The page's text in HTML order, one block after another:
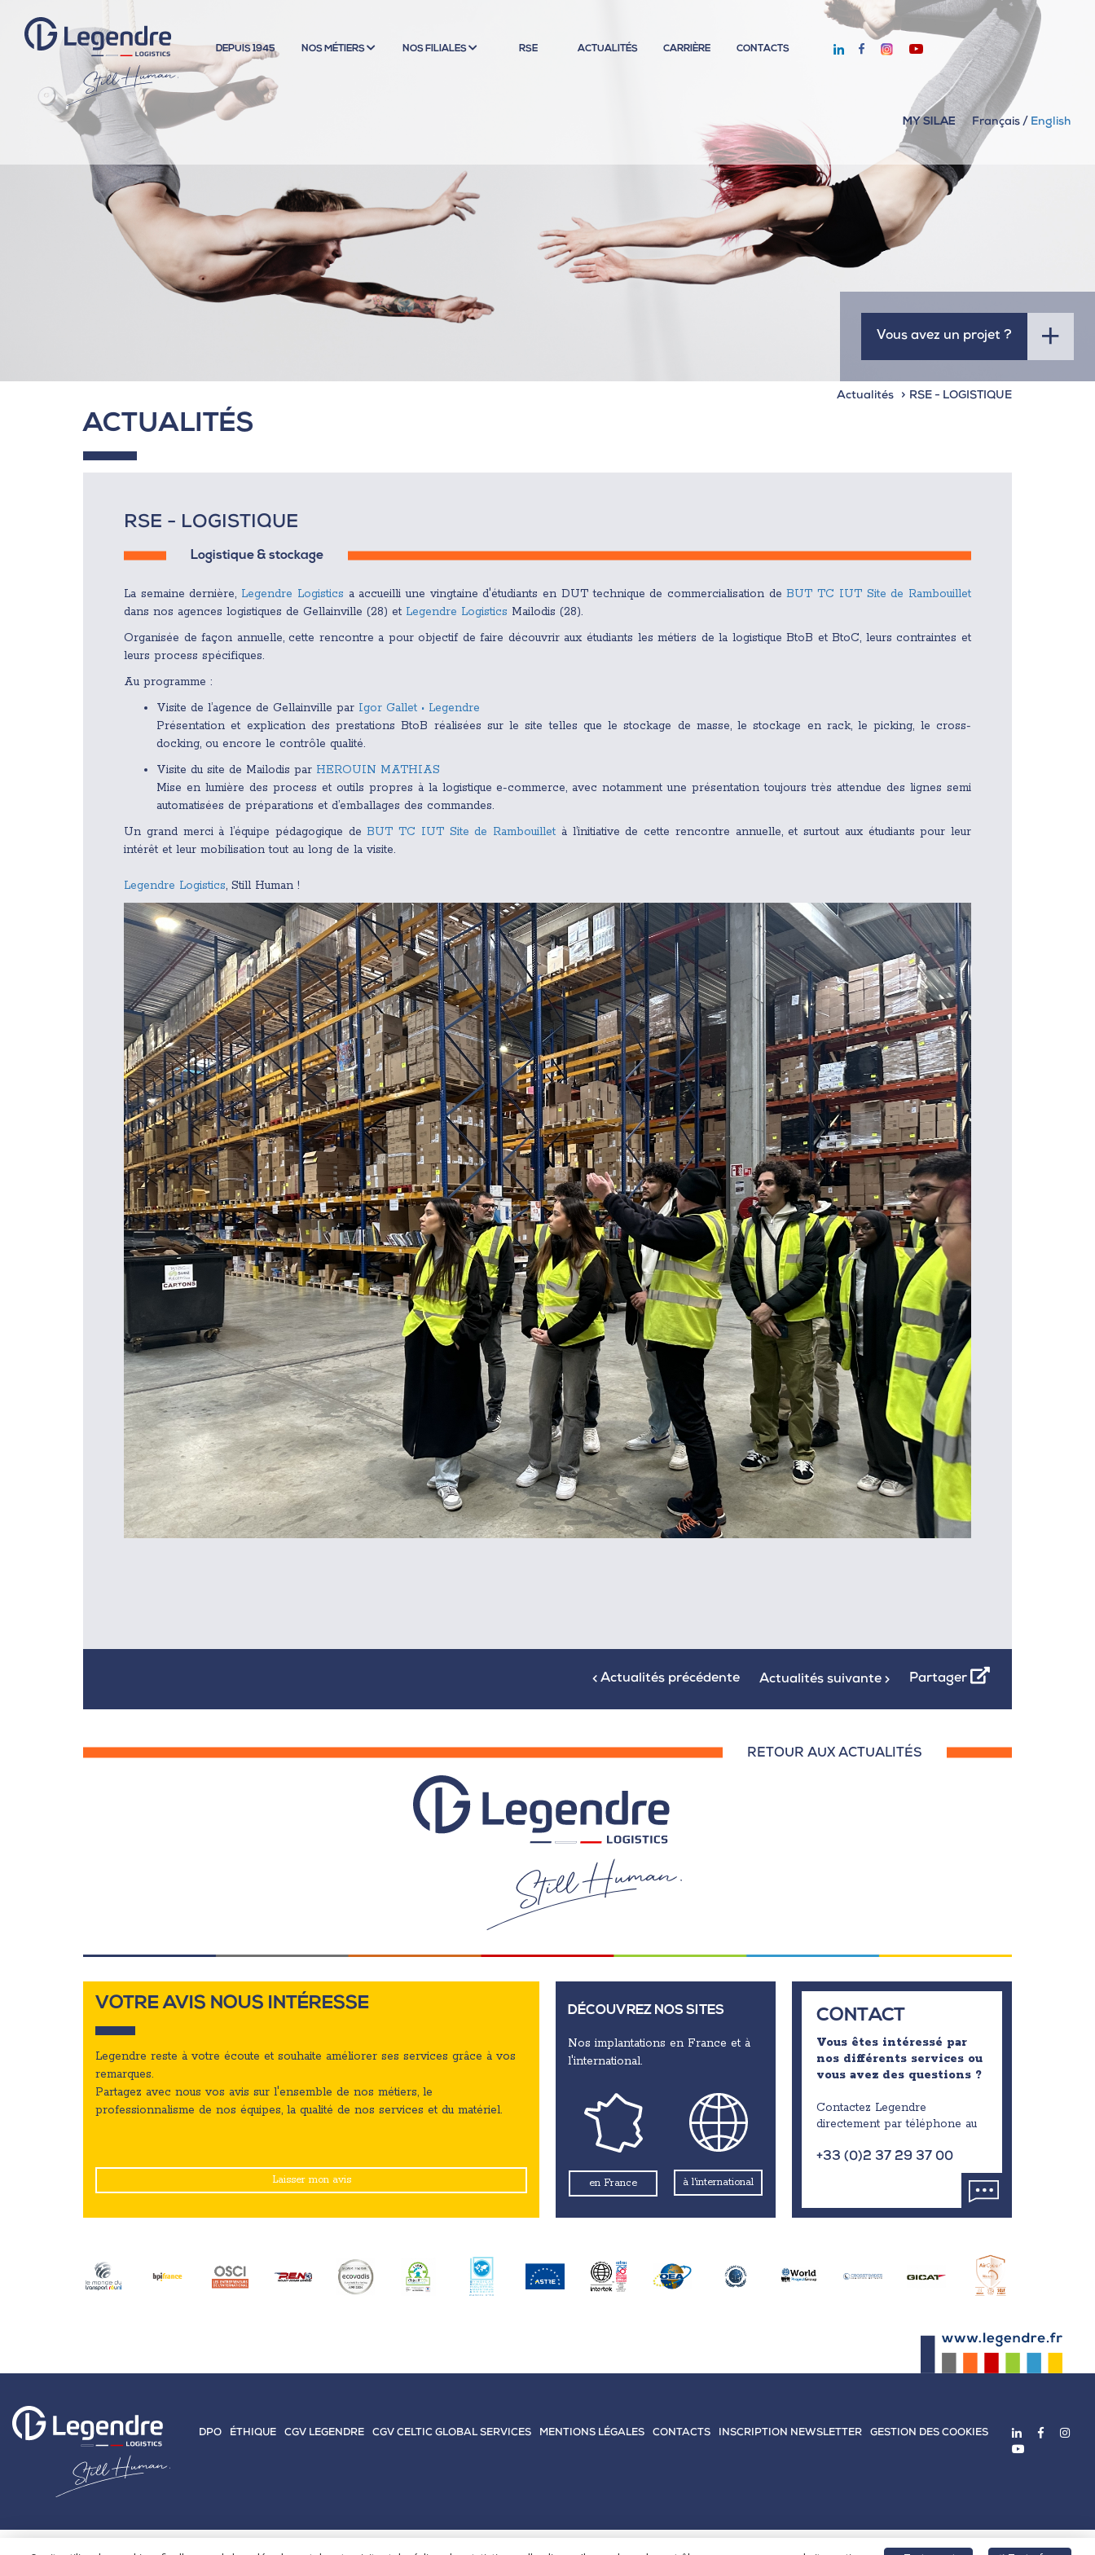
DEPUIS 1945 NOS MÉTIERS NOS FILIALES RSE ACTUALITÉS CARRIÈRE CONTACTS
MY SILAE Français / English
Vous avez un projet ?
Actualités RSE - LOGISTIQUE
ACTUALITÉS
RSE - LOGISTIQUE
Logistique & stockage
La semaine dernière, Legendre Logistics a accueilli une vingtaine d'étudiants en DUT technique de commercialisation deBUT TC IUT Site de Rambouillet
dans nos agences logistiques de Gellainville (28) et Legendre Logistics Mailodis (28).
Organisée de façon annuelle, cette rencontre a pour objectif de faire découvrir aux étudiants les métiers de la logistique BtoB et BtoC, leurs contraintes et
leurs process spécifiques.
Au programme :
Visite de l’agence de Gellainville par Igor Gallet • Legendre
Présentation et explication des prestations BtoB réalisées sur le site telles que le stockage de masse, le stockage en rack, le picking, le cross-
docking, ou encore le contrôle qualité.
Visite du site de Mailodis par HEROUIN MATHIAS
Mise en lumière des process et outils propres à la logistique e-commerce, avec notamment une présentation toujours très attendue des lignes semi
automatisées de préparations et d’emballages des commandes.
Un grand merci à l’équipe pédagogique deBUT TC IUT Site de Rambouillet à l’initiative de cette rencontre annuelle, et surtout aux étudiants pour leur
intérêt et leur mobilisation tout au long de la visite.
Legendre Logistics, Still Human !
Actualités précédente Actualités suivante Partager
RETOUR AUX ACTUALITÉS
VOTRE AVIS NOUS INTÉRESSE
Legendre reste à votre écoute et souhaite améliorer ses services grâce à vos
remarques.
Partagez avec nous vos avis sur l'ensemble de nos métiers, le
professionnalisme de nos équipes, la qualité de nos services et du matériel.
Laisser mon avis
DÉCOUVREZ NOS SITES
Nos implantations en France et à
l'international.
en France à l'international
CONTACT
Vous êtes intéressé par
nos différents services ou
vous avez des questions ?
Contactez Legendre
directement par téléphone au
+33 (0)2 37 29 37 00
DPO ÉTHIQUE CGV LEGENDRE CGV CELTIC GLOBAL SERVICES MENTIONS LÉGALES CONTACTS INSCRIPTION NEWSLETTER GESTION DES COOKIES